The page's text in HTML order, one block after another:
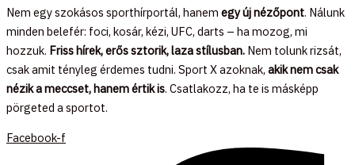
Nem egy szokásos sporthírportál, hanem egy új nézőpont. Nálunk
minden belefér: foci, kosár, kézi, UFC, darts – ha mozog, mi
hozzuk. Friss hírek, erős sztorik, laza stílusban. Nem tolunk rizsát,
csak amit tényleg érdemes tudni. Sport X azoknak, akik nem csak
nézik a meccset, hanem értik is. Csatlakozz, ha te is másképp
pörgeted a sportot.
Facebook-f